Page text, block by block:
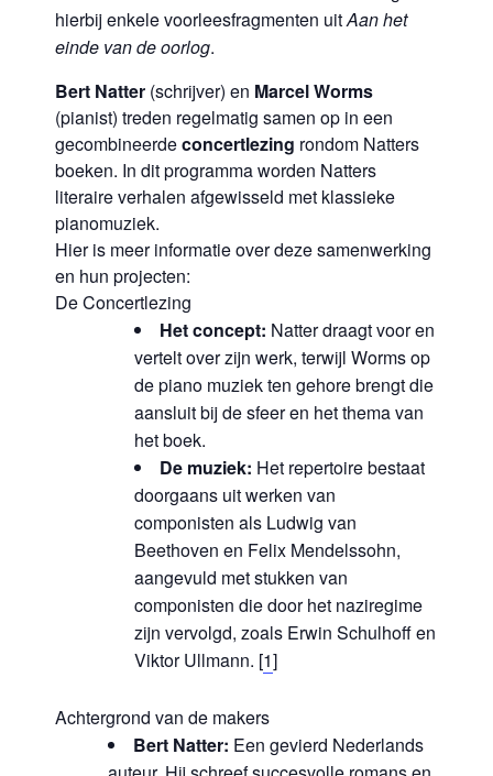
hierbij enkele voorleesfragmenten uitAan het
einde van de oorlog.
Bert Natter (schrijver) en Marcel Worms
(pianist) treden regelmatig samen op in een
gecombineerdeconcertlezing rondom Natters
boeken. In dit programma worden Natters
literaire verhalen afgewisseld met klassieke
pianomuziek.
Hier is meer informatie over deze samenwerking
en hun projecten:
De Concertlezing
Het concept: Natter draagt voor en
vertelt over zijn werk, terwijl Worms op
de piano muziek ten gehore brengt die
aansluit bij de sfeer en het thema van
het boek.
De muziek: Het repertoire bestaat
doorgaans uit werken van
componisten als Ludwig van
Beethoven en Felix Mendelssohn,
aangevuld met stukken van
componisten die door het naziregime
zijn vervolgd, zoals Erwin Schulhoff en
Viktor Ullmann. [1]
Achtergrond van de makers
Bert Natter: Een gevierd Nederlands